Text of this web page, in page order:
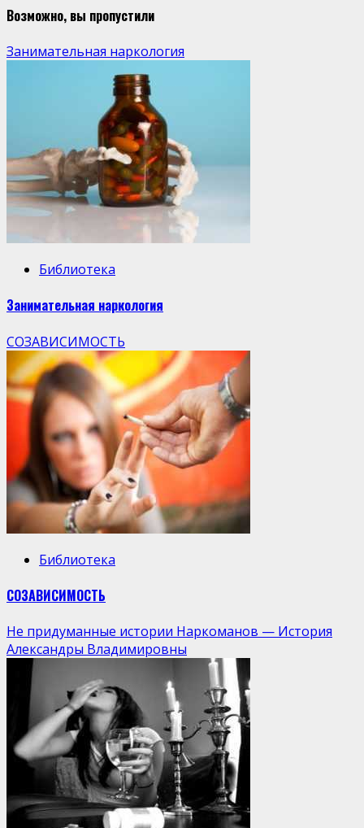
Возможно, вы пропустили
Занимательная наркология
Библиотека
Занимательная наркология
СОЗАВИСИМОСТЬ
Библиотека
СОЗАВИСИМОСТЬ
Не придуманные истории Наркоманов — История
Александры Владимировны